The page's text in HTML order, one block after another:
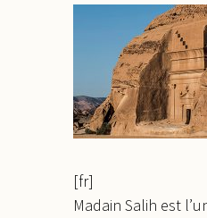
[fr]
Madain Salih est